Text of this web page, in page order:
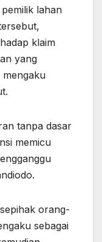
lahan
klaim
yang
tanpa dasar
memicu
orang-
sebagai